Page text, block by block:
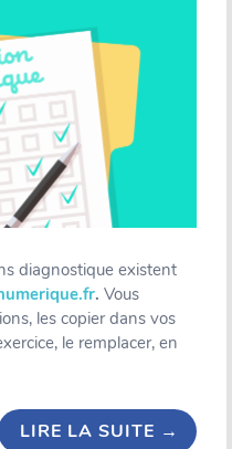
diagnostique existent
. Vous
les copier dans vos
le remplacer, en
LIRE LA SUITE →